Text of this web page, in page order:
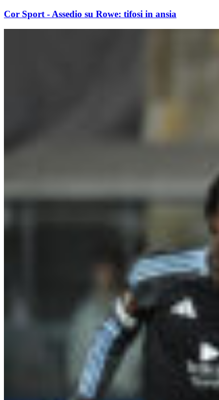
Cor Sport - Assedio su Rowe: tifosi in ansia